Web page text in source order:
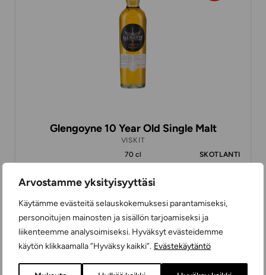
Arvostamme yksityisyyttäsi
Käytämme evästeitä selauskokemuksesi parantamiseksi,
personoitujen mainosten ja sisällön tarjoamiseksi ja
liikenteemme analysoimiseksi. Hyväksyt evästeidemme
käytön klikkaamalla ”Hyväksy kaikki”. Evästekäytäntö
Glengoyne 10 Year Old Single Malt
VISKIT
70 cl
SKOTLANTI
25,85 €